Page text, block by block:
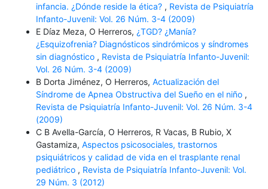
infancia. ¿Dónde reside la ética? , Revista de Psiquiatría
Infanto-Juvenil: Vol. 26 Núm. 3-4 (2009)
E Díaz Meza, O Herreros, ¿TGD? ¿Manía?
¿Esquizofrenia? Diagnósticos sindrómicos y síndromes
sin diagnóstico , Revista de Psiquiatría Infanto-Juvenil:
Vol. 26 Núm. 3-4 (2009)
B Dorta Jiménez, O Herreros, Actualización del
Síndrome de Apnea Obstructiva del Sueño en el niño ,
Revista de Psiquiatría Infanto-Juvenil: Vol. 26 Núm. 3-4
(2009)
C B Avella-García, O Herreros, R Vacas, B Rubio, X
Gastamiza, Aspectos psicosociales, trastornos
psiquiátricos y calidad de vida en el trasplante renal
pediátrico , Revista de Psiquiatría Infanto-Juvenil: Vol.
29 Núm. 3 (2012)